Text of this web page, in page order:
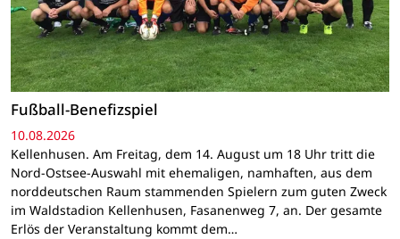
Fußball-Benefizspiel
10.08.2026
Kellenhusen. Am Freitag, dem 14. August um 18 Uhr tritt die
Nord-Ostsee-Auswahl mit ehemaligen, namhaften, aus dem
norddeutschen Raum stammenden Spielern zum guten Zweck
im Waldstadion Kellenhusen, Fasanenweg 7, an. Der gesamte
Erlös der Veranstaltung kommt dem…